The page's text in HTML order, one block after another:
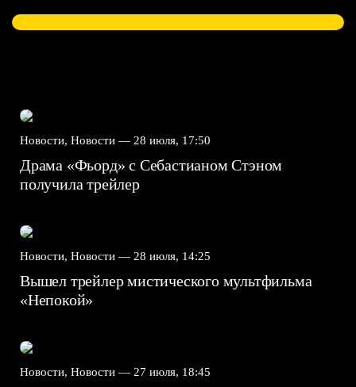
Новости, Новости — 28 июля, 17:50
Драма «Фьорд» с Себастианом Стэном
получила трейлер
Новости, Новости — 28 июля, 14:25
Вышел трейлер мистического мультфильма
«Непокой»
Новости, Новости — 27 июля, 18:45